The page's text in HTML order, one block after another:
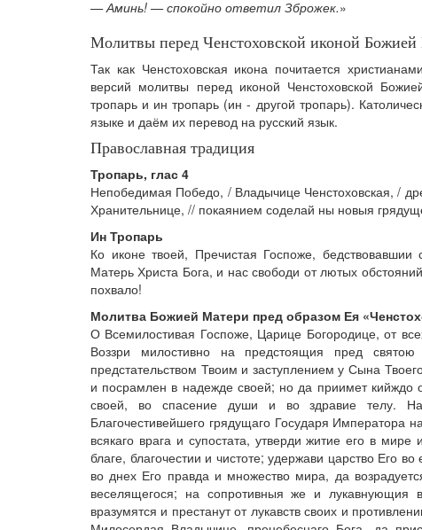
— Аминь! — спокойно ответил Зброжек.»
Молитвы перед Ченстоховской иконой
Так как Ченстоховская икона почитается
версий молитвы перед иконой Ченстоховской
тропарь и ин тропарь (ин - другой тропарь).
языке и даём их перевод на русский язык.
Православная традиция
Тропарь, глас 4
Непобедимая Победо, / Владычице Ченстоховская, /
Хранительнице, // покаянием соделай ны новыя
Ин Тропарь
Ко иконе твоей, Пречистая Госпоже,
Матерь Христа Бога, и нас свободи от лютых
похвало!
Молитва Божией Матери пред образом Ея
О Всемилостивая Госпоже, Царице Богородице, от
Воззри милостивно на предстоящия пред
предстательством Твоим и заступлением у Сына
и посрамлен в надежде своей; но да приимет кийждо
своей, во спасение души и во здравие телу.
Благочестивейшего грядущаго Государя
всякаго врага и супостата, утверди житие его в
благе, благочестии и чистоте; удержави царство Его
во днех Его правда и множество мира, да
веселящегося; на сопротивныя же и
вразумятся и престанут от лукавств своих и